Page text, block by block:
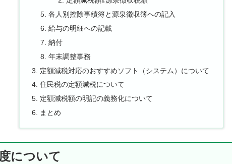
各人別控除事績簿と源泉徴収簿への記入
給与の明細への記載
納付
年末調整事務
定額減税対応のおすすめソフト（システム）について
住民税の定額減税について
定額減税額の明記の義務化について
まとめ
について